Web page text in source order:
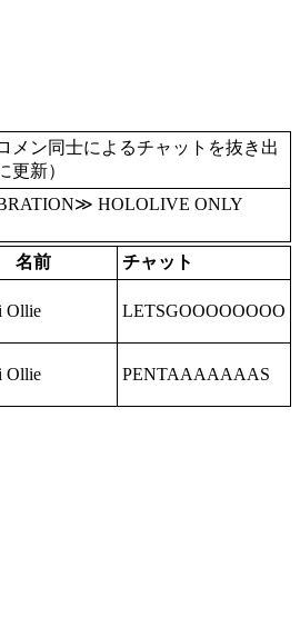
ン同士によるチャットを抜き出
更新）
HOLOLIVE ONLY
名前 チャット
Ollie LETSGOOOOOOOO
Ollie PENTAAAAAAAS